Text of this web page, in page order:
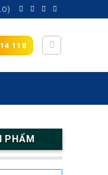
118
PHẨM